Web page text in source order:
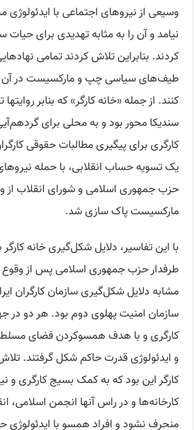
وسیعی از نیروهای اجتماعی با
نیامد و آن را به مثابه تهدیدی برای
کردند. بنابراین تلاش کردند تمامی
طیف‌های سیاسی چپ و مارکسیست در آن
سندیکا محور بود و به محلی برای
کارگری برای پیگیری مطالبات حقوقی
یک تسویه حساب انقلابی، با حمله
حزب جمهوری اسلامی و شورای انقلاب
مارکسیست پاک سازی شد.
با این تفاسیر، دلایل شکل‌گیری خانه
مشابه دلایل شکل‌گیری سازمان کارگران
سازمان امنیت پهلوی دوم بود. هر دو
کارگری و با هدف همسوکردن فضای مسلط بر
و ایدئولوژی قدرت حاکم شکل گرفتند.
کارگر این بود که به کمک بسیج کارگری و
کارخانه‌ها و در راس آنها انجمن اسلامی،
منحرف نشود و افراد همسو با ایدئولوژی